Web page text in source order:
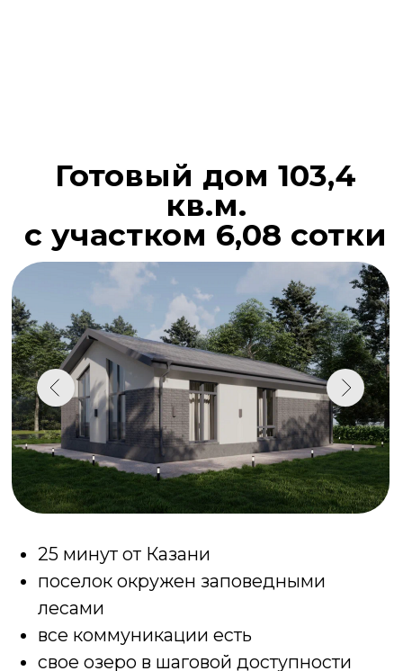
с участком 6,08 сотки
25 минут от Казани
поселок окружен заповедными
лесами
все коммуникации есть
свое озеро в шаговой доступности
60+ семей уже живут в поселке
Запросить стоимость